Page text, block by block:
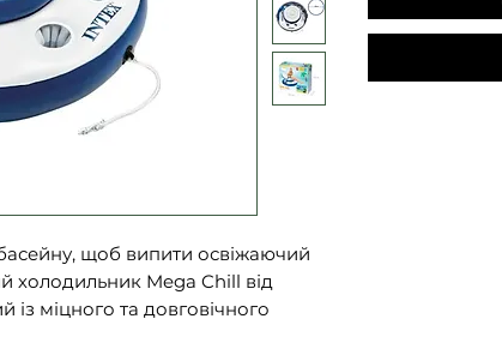
щоб випити освіжаючий
холодильник Mega Chill від
міцного та довговічного